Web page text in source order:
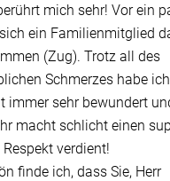
mich sehr! Vor ein
ein Familienmitglied
(Zug). Trotz all des
Schmerzes habe
immer sehr bewundert
macht schlicht einen
verdient!
finde ich, dass Sie, Herr